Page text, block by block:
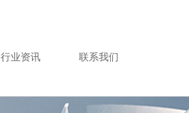
行业资讯 联系我们